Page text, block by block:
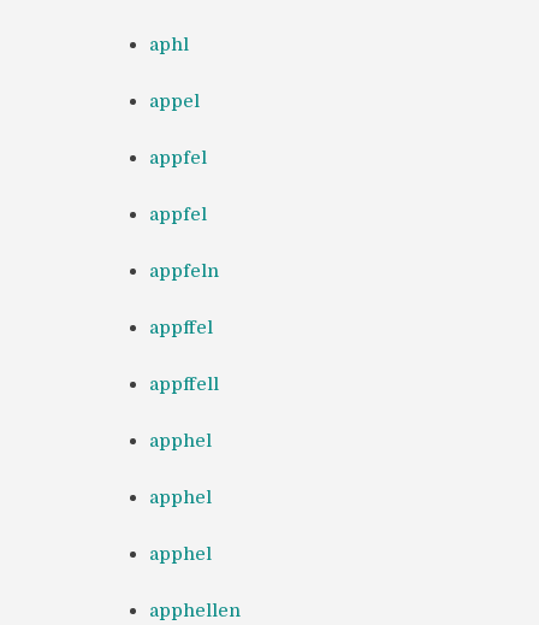
aphl
appel
appfel
appfel
appfeln
appffel
appffell
apphel
apphel
apphel
apphellen